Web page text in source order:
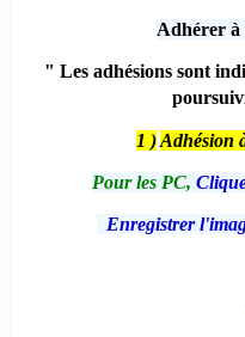
Adhérer à
" Les adhésions sont
1 ) Adhésion
Pour les PC,
Enregistrer